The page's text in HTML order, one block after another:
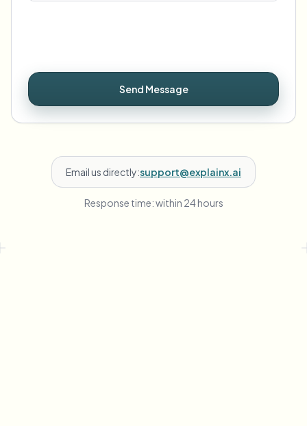
Send Message
Email us directly:support@explainx.ai
Response time: within 24 hours